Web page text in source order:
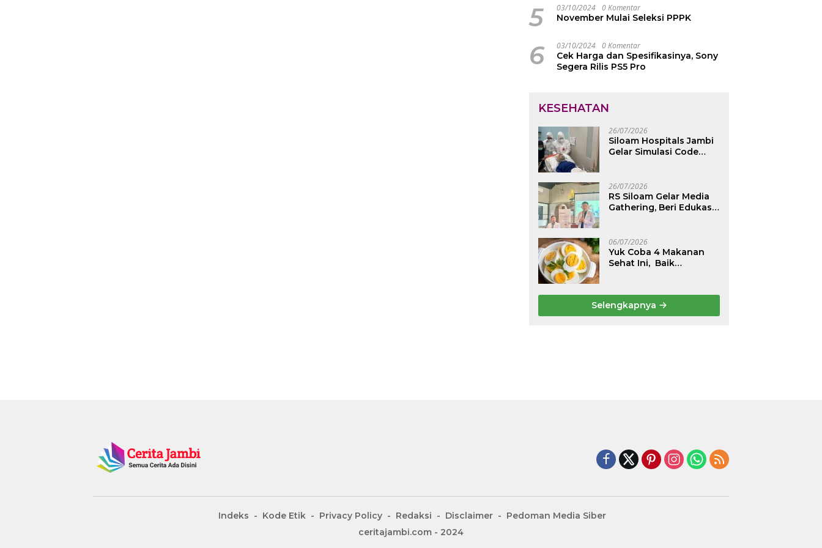
Jambi
5 03/10/2024 0 Komentar
November Mulai Seleksi PPPK
6 03/10/2024 0 Komentar
Cek Harga dan Spesifikasinya, Sony
Segera Rilis PS5 Pro
KESEHATAN
26/07/2026
Siloam Hospitals Jambi
Gelar Simulasi Code
Darurat
26/07/2026
RS Siloam Gelar Media
Gathering, Beri Edukasi
Perut Berulang
06/07/2026
Yuk Coba 4 Makanan
Sehat Ini, Baik
Tetap Nyaman
Selengkapnya
Indeks Kode Etik Privacy Policy Redaksi Disclaimer
Pedoman Media Siber
ceritajambi.com - 2024